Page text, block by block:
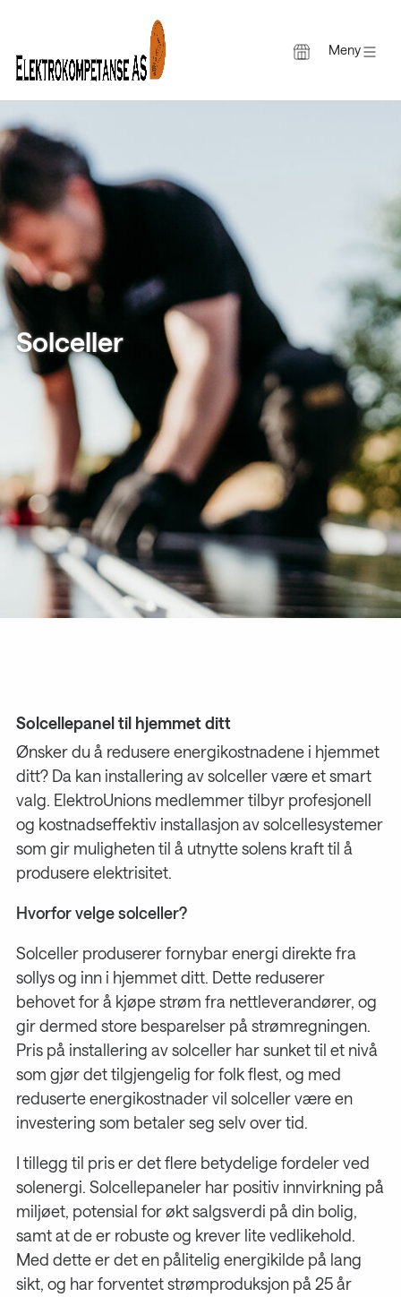
Gå
til
Meny
Solceller
Solcellepanel til hjemmet ditt
Ønsker du å redusere energikostnadene i hjemmet
ditt? Da kan installering av solceller være et smart
valg. ElektroUnions medlemmer tilbyr profesjonell
og kostnadseffektiv installasjon av solcellesystemer
som gir muligheten til å utnytte solens kraft til å
produsere elektrisitet.
Hvorfor velge solceller?
Solceller produserer fornybar energi direkte fra
sollys og inn i hjemmet ditt. Dette reduserer
behovet for å kjøpe strøm fra nettleverandører, og
gir dermed store besparelser på strømregningen.
Pris på installering av solceller har sunket til et nivå
som gjør det tilgjengelig for folk flest, og med
reduserte energikostnader vil solceller være en
investering som betaler seg selv over tid.
I tillegg til pris er det flere betydelige fordeler ved
solenergi. Solcellepaneler har positiv innvirkning på
miljøet, potensial for økt salgsverdi på din bolig,
samt at de er robuste og krever lite vedlikehold.
Med dette er det en pålitelig energikilde på lang
sikt, og har forventet strømproduksjon på 25 år